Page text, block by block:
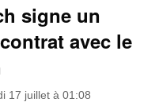
signe un
avec le
17 juillet à 01:08